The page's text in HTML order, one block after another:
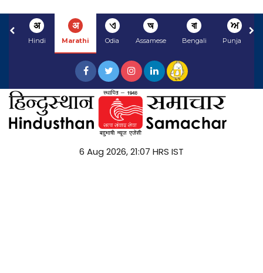
अ
Hindi
अ
Marathi
ଏ
Odia
অ
Assamese
বা
Bengali
ਅ
Punjabi
6 Aug 2026, 21:07 HRS IST